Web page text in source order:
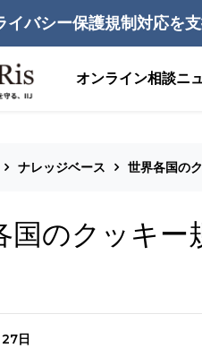
イバシー保護規制対応を
オンライン相談ニ
ナレッジベース 世界各国の
国のクッキー
日